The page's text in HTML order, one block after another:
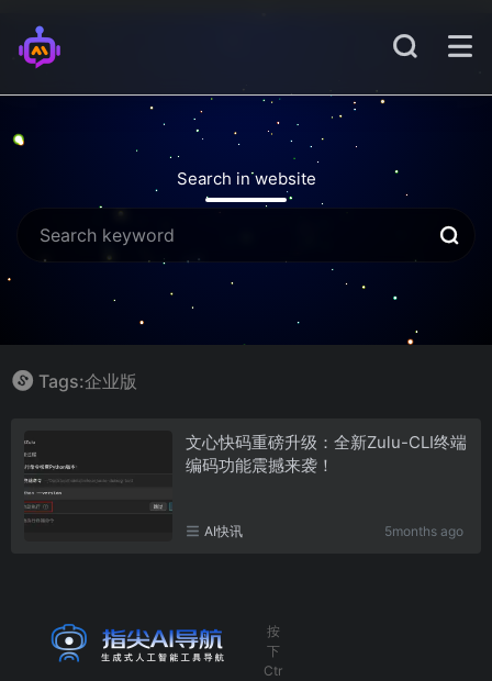
Search in website
Tags:企业版
文心快码重磅升级：全新Zulu-CLI终端
编码功能震撼来袭！
AI快讯 5months ago
按
下
Ctr